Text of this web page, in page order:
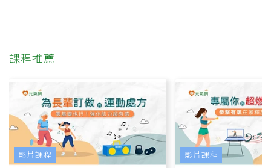
課程推薦
影片課程 影片課程